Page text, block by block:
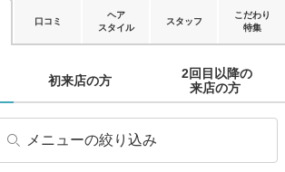
口コミ
ヘア
スタイル
スタッフ
こだわり
特集
初来店の方
2回目以降の
来店の方
メニューの絞り込み